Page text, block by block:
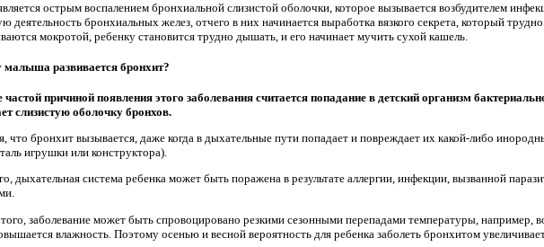
острым воспалением бронхиальной слизистой оболочки, которое вызывается возбудителем
деятельность бронхиальных желез, отчего в них начинается выработка вязкого секрета, который
мокротой, ребенку становится трудно дышать, и его начинает мучить сухой кашель.
развивается бронхит?
частой причиной появления этого заболевания считается попадание в детский организм
слизистую оболочку бронхов.
что бронхит вызывается, даже когда в дыхательные пути попадает и повреждает их какой-либо
игрушки или конструктора).
дыхательная система ребенка может быть поражена в результате аллергии, инфекции, вызванной
заболевание может быть спровоцировано резкими сезонными перепадами температуры, например,
влажность. Поэтому осенью и весной вероятность для ребенка заболеть бронхитом